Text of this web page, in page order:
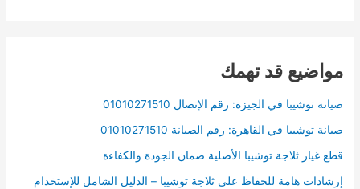
مواضيع قد تهمك
صيانة توشيبا في الجيزة: رقم الإتصال 01010271510
صيانة توشيبا في القاهرة: رقم الصيانة 01010271510
قطع غيار ثلاجة توشيبا الأصلية ضمان الجودة والكفاءة
إرشادات هامة للحفاظ على ثلاجة توشيبا – الدليل الشامل للإستخدام